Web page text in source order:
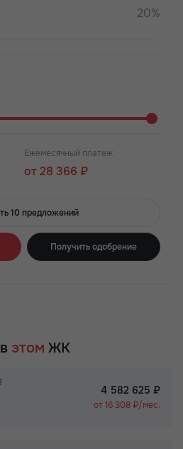
20%
Ежемесячный платеж
от 28 366 ₽
10 предложений
Получить одобрение
этом ЖК
4 582 625 ₽
от 16 308 ₽/мес.